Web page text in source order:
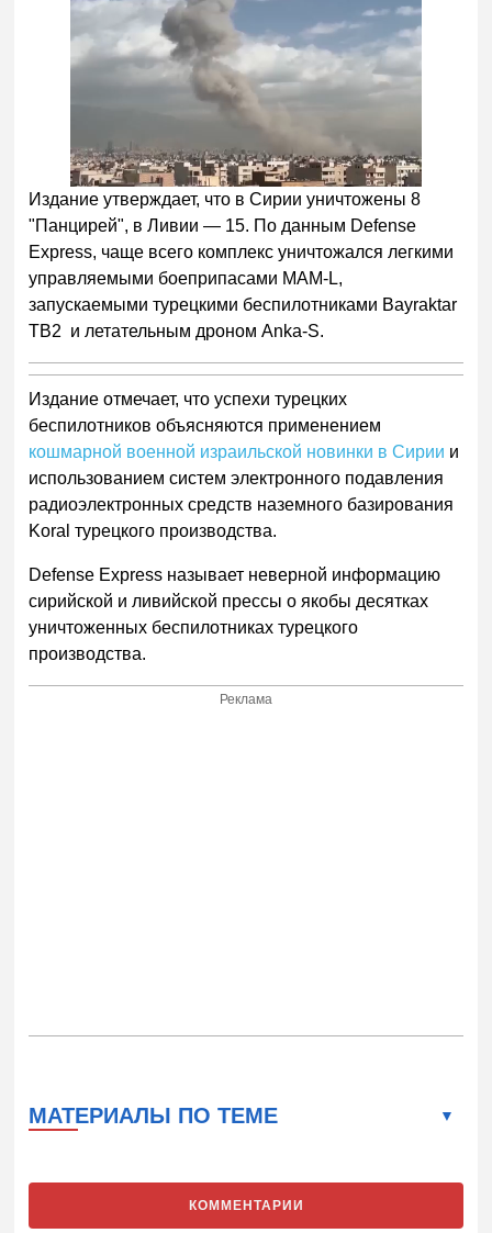
Издание утверждает, что в Сирии уничтожены 8
"Панцирей", в Ливии — 15. По данным Defense
Express, чаще всего комплекс уничтожался легкими
управляемыми боеприпасами MAM-L,
запускаемыми турецкими беспилотниками Bayraktar
TB2 и летательным дроном Anka-S.
Издание отмечает, что успехи турецких
беспилотников объясняются применением
кошмарной военной израильской новинки в Сирии и
использованием систем электронного подавления
радиоэлектронных средств наземного базирования
Koral турецкого производства.
Defense Express называет неверной информацию
сирийской и ливийской прессы о якобы десятках
уничтоженных беспилотниках турецкого
производства.
Реклама
МАТЕРИАЛЫ ПО ТЕМЕ
КОММЕНТАРИИ